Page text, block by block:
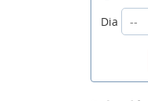
Dia